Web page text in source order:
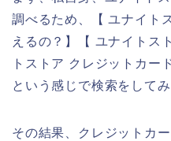
調べるため、【 ユナイト
えるの？】【 ユナイトス
トストア クレジットカー
という感じで検索をしてみ
その結果、クレジットカ